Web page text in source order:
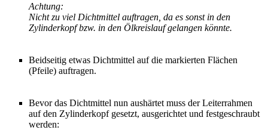
Achtung:
Nicht zu viel Dichtmittel auftragen, da es sonst in den
Zylinderkopf bzw. in den Ölkreislauf gelangen könnte.
Beidseitig etwas Dichtmittel auf die markierten Flächen
(Pfeile) auftragen.
Bevor das Dichtmittel nun aushärtet muss der Leiterrahmen
auf den Zylinderkopf gesetzt, ausgerichtet und festgeschraubt
werden: